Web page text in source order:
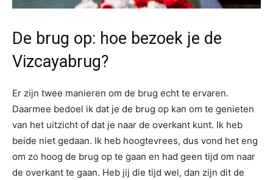
De brug op: hoe bezoek je de
Vizcayabrug?
Er zijn twee manieren om de brug echt te ervaren.
Daarmee bedoel ik dat je de brug op kan om te genieten
van het uitzicht of dat je naar de overkant kunt. Ik heb
beide niet gedaan. Ik heb hoogtevrees, dus vond het eng
om zo hoog de brug op te gaan en had geen tijd om naar
de overkant te gaan. Heb jij die tijd wel, dan zijn dit de